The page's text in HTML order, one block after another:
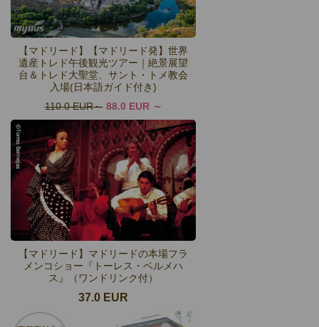
【マドリード】【マドリード発】世界
遺産トレド午後観光ツアー｜絶景展望
台＆トレド大聖堂、サント・トメ教会
入場(日本語ガイド付き)
110.0 EUR
88.0 EUR
【マドリード】マドリードの本場フラ
メンコショー『トーレス・ベルメハ
ス』（ワンドリンク付）
37.0 EUR